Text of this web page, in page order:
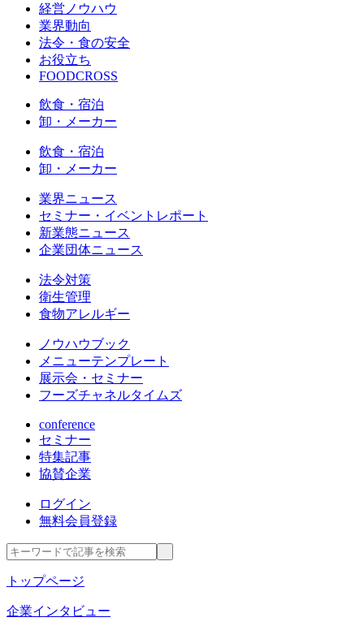
経営ノウハウ
業界動向
法令・食の安全
お役立ち
FOODCROSS
飲食・宿泊
卸・メーカー
飲食・宿泊
卸・メーカー
業界ニュース
セミナー・イベントレポート
新業態ニュース
企業団体ニュース
法令対策
衛生管理
食物アレルギー
ノウハウブック
メニューテンプレート
展示会・セミナー
フーズチャネルタイムズ
conference
セミナー
特集記事
協賛企業
ログイン
無料会員登録
トップページ
企業インタビュー